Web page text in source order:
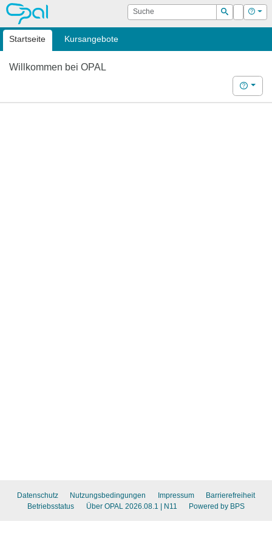
OPAL Suche
Suchen
Login Hilfe
Startseite Kursangebote
Willkommen bei OPAL
Hilfe
Datenschutz Nutzungsbedingungen Impressum
Barrierefreiheit
Betriebsstatus
Über OPAL 2026.08.1 | N11 Powered by BPS